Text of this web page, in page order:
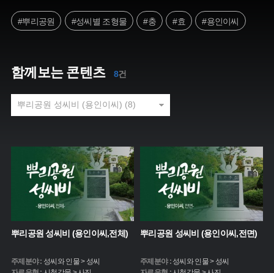
#뿌리공원 #성씨별 조형물 #충 #효 #용인이씨
함께보는 콘텐츠 8건
뿌리공원 성씨비 (용인이씨,전체)
주제분야 : 성씨와 인물 > 성씨
뿌리공원 성씨비 (용인이씨,전면)
주제분야 :성씨와 인물 > 성씨